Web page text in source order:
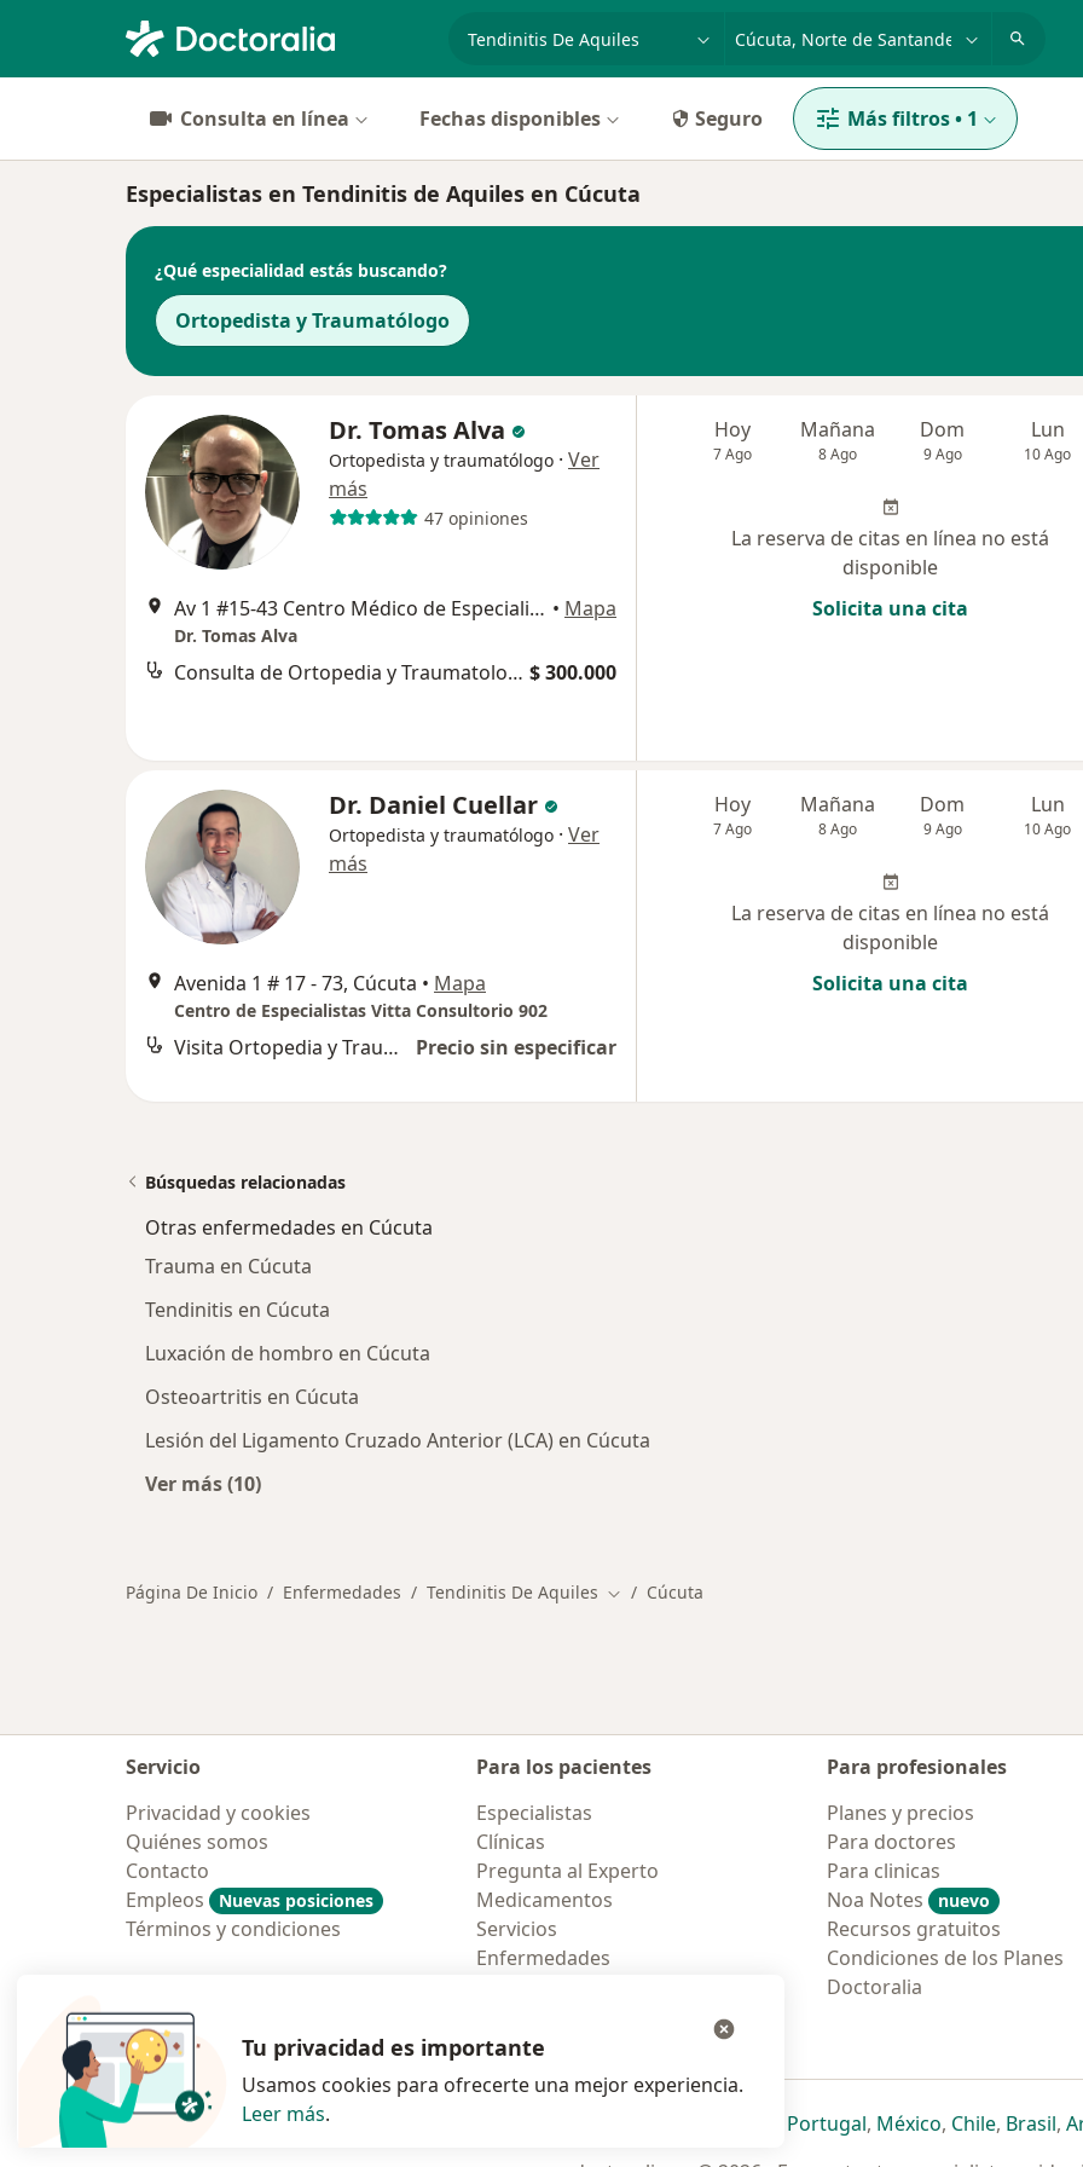
especialidad, enfermedad o nombrep. ej. Bogotá
Consulta en línea Fechas disponibles Seguro Más filtros• 1
Especialistas en Tendinitis de Aquiles en Cúcuta
¿Qué especialidad estás buscando?
Ortopedista y Traumatólogo
Dr. Tomas Alva
Ortopedista y traumatólogo · Ver
más
47 opiniones
Av 1 #15-43 Centro Médico de Especialistas Jericó, Barrio La Playa Consultorio 703, Cúcuta • Mapa
Dr. Tomas Alva
Consulta de Ortopedia y Traumatología $ 300.000
Hoy
7 Ago
Mañana
8 Ago
Dom
9 Ago
Lun
10 Ago
La reserva de citas en línea no está
disponible
Solicita una cita
Dr. Daniel Cuellar
Ortopedista y traumatólogo · Ver
más
Avenida 1 # 17 - 73, Cúcuta • Mapa
Centro de Especialistas Vitta Consultorio 902
Visita Ortopedia y Traumatología Precio sin especificar
Hoy
7 Ago
Mañana
8 Ago
Dom
9 Ago
Lun
10 Ago
La reserva de citas en línea no está
disponible
Solicita una cita
Búsquedas relacionadas
Otras enfermedades en Cúcuta
Trauma en Cúcuta
Tendinitis en Cúcuta
Luxación de hombro en Cúcuta
Osteoartritis en Cúcuta
Lesión del Ligamento Cruzado Anterior (LCA) en Cúcuta
Ver más (10)
Página De Inicio Enfermedades Tendinitis De Aquiles Cambiar de ciudad
Cúcuta
Servicio
Privacidad y cookies
Quiénes somos
Contacto
Empleos
Nuevas posiciones
Términos y condiciones
Para los pacientes
Especialistas
Clínicas
Pregunta al Experto
Medicamentos
Servicios
Enfermedades
Para profesionales
Planes y precios
Para doctores
Para clinicas
Noa Notes
nuevo
Recursos gratuitos
Condiciones de los Planes
Doctoralia
Polska se abre en una nueva pestaña
se abre en una nueva pestaña
se abre en una nueva pestaña
se abre en una nueva pestaña
Portugalse abre en una nueva
, Méxicose abre en una
, Chilese abre
, Brasilse
,
Tu privacidad es importante
Usamos cookies para ofrecerte una mejor experiencia.
Leer más.